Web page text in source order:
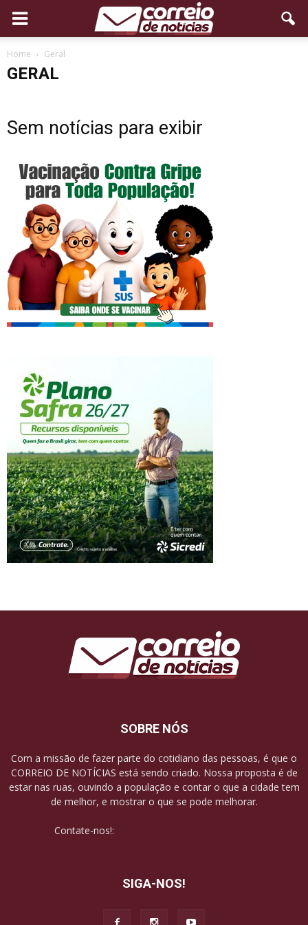
Home Geral
GERAL
Sem notícias para exibir
SOBRE NÓS
Com a missão de fazer parte do cotidiano das pessoas, é que o
CORREIO DE NOTÍCIAS está sendo criado. Nossa proposta é de
estar nas ruas, ouvindo a população e contar o que a cidade tem
de melhor, e mostrar o que se pode melhorar.
Contate-nos!:
SIGA-NOS!